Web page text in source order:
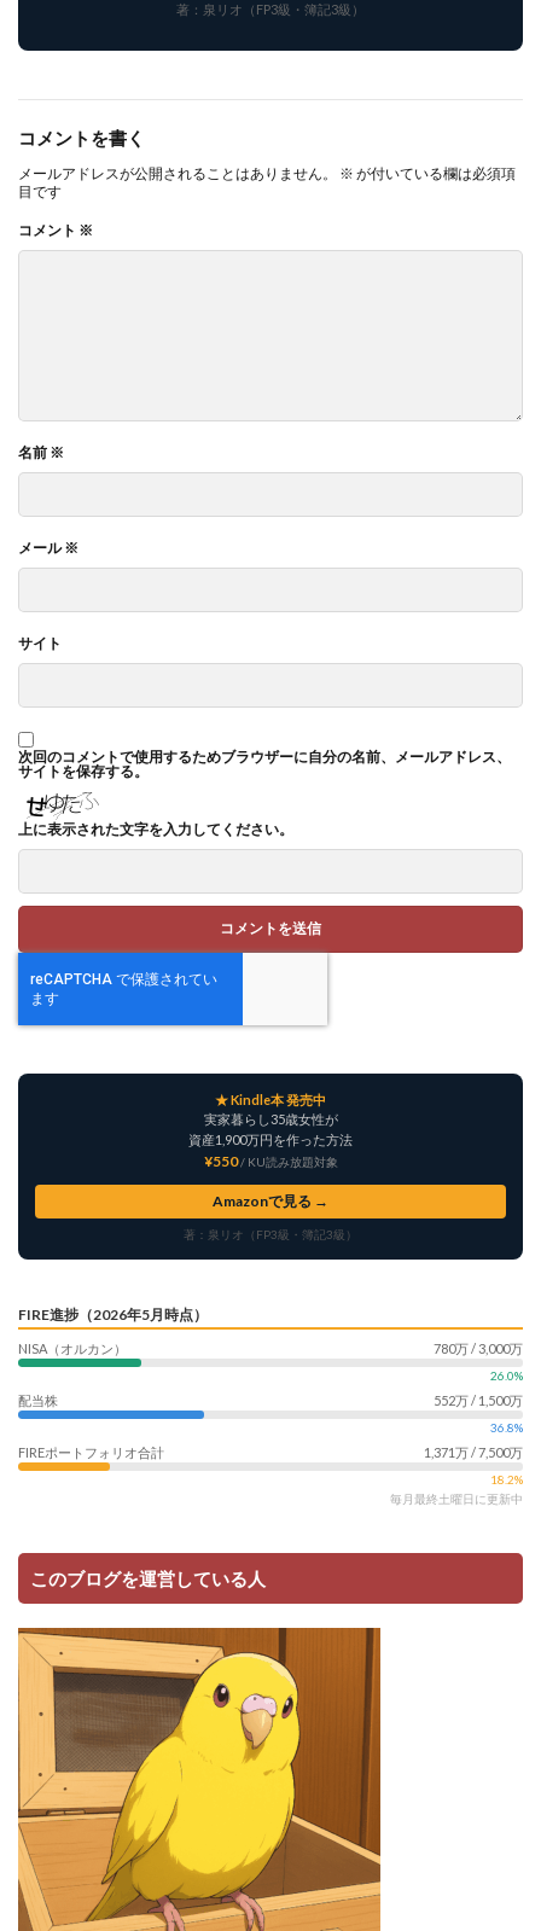
著：泉リオ（FP3級・簿記3級）
コメントを書く
メールアドレスが公開されることはありません。 ※ が付いている欄は必須項
目です
コメント ※
名前 ※
メール※
サイト
次回のコメントで使用するためブラウザーに自分の名前、メールアドレス、
サイトを保存する。
上に表示された文字を入力してください。
★ Kindle本 発売中
実家暮らし35歳女性が
資産1,900万円を作った方法
¥550 / KU読み放題対象
Amazonで見る →
著：泉リオ（FP3級・簿記3級）
FIRE進捗（2026年5月時点）
NISA（オルカン） 780万 / 3,000万
26.0%
配当株 552万 / 1,500万
36.8%
FIREポートフォリオ合計 1,371万 / 7,500万
18.2%
毎月最終土曜日に更新中
このブログを運営している人